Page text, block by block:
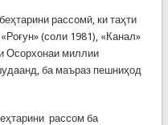
рассомӣ, ки таҳти
(соли 1981), «Канал»
Осорхонаи миллии
ба маъраз пешниҳод
рассом ба